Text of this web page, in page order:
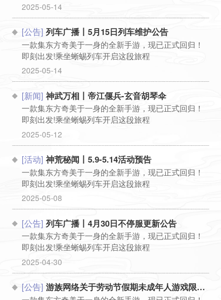
2025-05-14
[公告] 列车广播丨5月15日列车维护公告
一款集东方奇美于一身的全新手游，现已正式回归！
即刻出发!乘坐蜥蜴列车开启这段旅程
...
2025-05-14
[新闻] 神武万相丨帝江偃兵-玄音胡琴伞
一款集东方奇美于一身的全新手游，现已正式回归！
即刻出发!乘坐蜥蜴列车开启这段旅程
...
2025-05-12
[活动] 神荒秘闻丨5.9-5.14活动预告
一款集东方奇美于一身的全新手游，现已正式回归！
即刻出发!乘坐蜥蜴列车开启这段旅程
...
2025-05-08
[公告] 列车广播丨4月30日不停服更新公告
一款集东方奇美于一身的全新手游，现已正式回归！
即刻出发!乘坐蜥蜴列车开启这段旅程
...
2025-04-30
[公告] 游族网络关于劳动节假期未成年人游戏限时的通知